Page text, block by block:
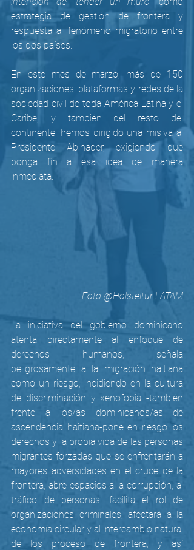
estrategia de gestión de frontera y
respuesta al fenómeno migratorio entre
los dos países.
En este mes de marzo, más de 150
organizaciones, plataformas y redes de la
sociedad civil de toda América Latina y el
Caribe, y también del resto del
continente, hemos dirigido una misiva al
Presidente Abinader, exigiendo que
ponga fin a esa idea de manera
inmediata.
Foto @Holsteltur LATAM
La iniciativa del gobierno dominicano
atenta directamente al enfoque de
derechos humanos, señala
peligrosamente a la migración haitiana
como un riesgo, incidiendo en la cultura
de discriminación y xenofobia -también
frente a los/as dominicanos/as de
ascendencia haitiana-pone en riesgo los
derechos y la propia vida de las personas
migrantes forzadas que se enfrentarán a
mayores adversidades en el cruce de la
frontera, abre espacios a la corrupción, al
tráfico de personas, facilita el rol de
organizaciones criminales, afectará a la
economía circular y al intercambio natural
de los proceso de frontera, y así